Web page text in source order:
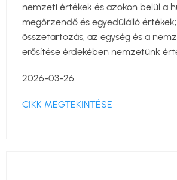
nemzeti értékek és azokon belül a
megőrzendő és egyedülálló
összetartozás, az egység és a
erősítése érdekében nemzetünk
2026-03-26
CIKK MEGTEKINTÉSE